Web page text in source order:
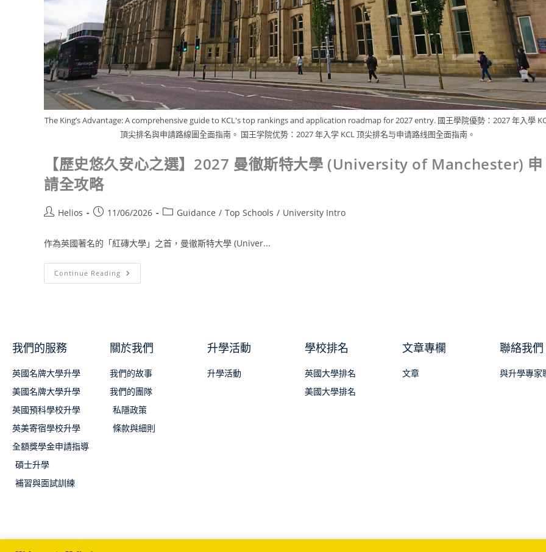
The King’s Advantage: A comprehensive guide to KCL's top rankings and application roadmap for 2027 entry. 國王學院優勢：2027 年入學
頂尖排名與申請路線圖全面指南。 国王学院优势：2027 年入学 KCL 顶尖排名与申请路线图全面指南。
【歷史悠久安心之選】2027 曼徹斯特大學 (University of Manchester) 申
請全攻略
Helios 11/06/2026 Guidance / Top Schools / University Intro
作為英國著名的「紅磚大學」之首，曼徹斯特大學 (Univer...
Continue Reading
我們的服務
英國名牌大學升學
美國名牌大學升學
英國預科學校升學
英美寄宿學校升學
全額獎學金申請指導
碩士升學
補習與面試訓練
關於我們
我們的故事
我們的團隊
私隱政策
條款與細則
升學活動
升學活動
學校排名
英國大學排名
美國大學排名
文章專欄
文章
聯絡我們
與升學專家